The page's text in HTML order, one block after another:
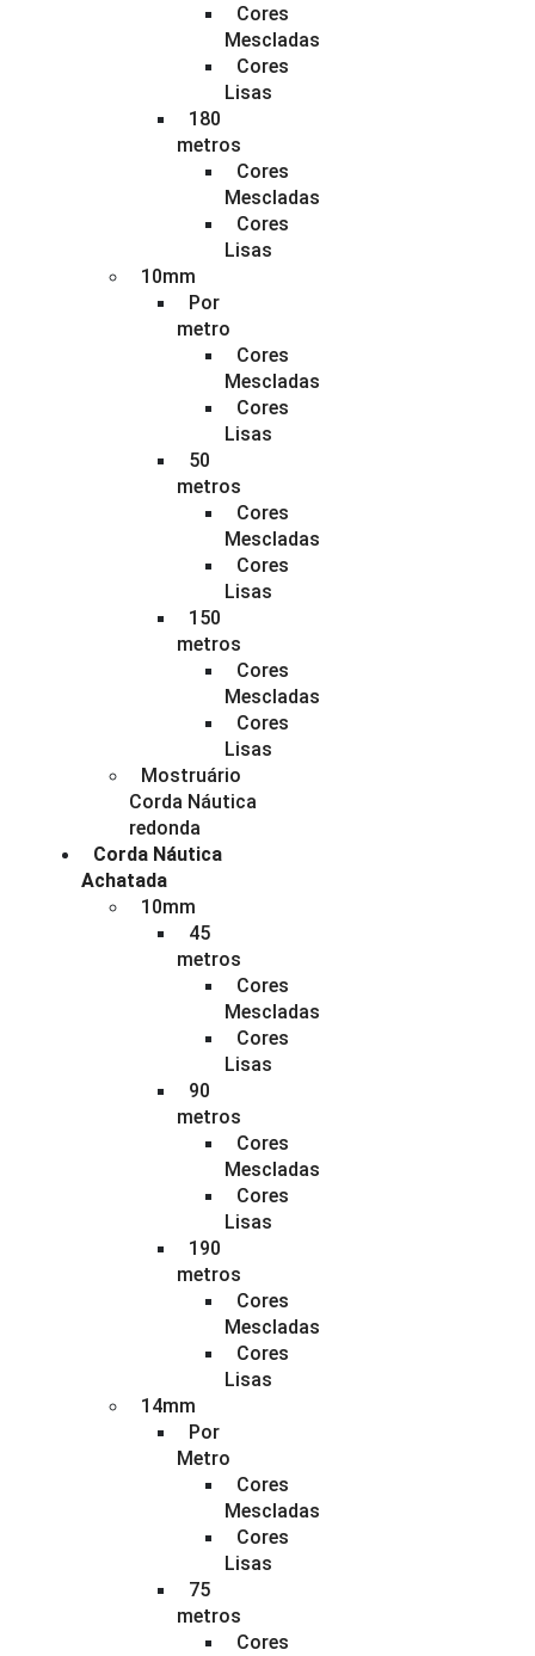
Cores
Mescladas
Cores
Lisas
180
metros
Cores
Mescladas
Cores
Lisas
10mm
Por
metro
Cores
Mescladas
Cores
Lisas
50
metros
Cores
Mescladas
Cores
Lisas
150
metros
Cores
Mescladas
Cores
Lisas
Mostruário
Corda Náutica
redonda
Corda Náutica
Achatada
10mm
45
metros
Cores
Mescladas
Cores
Lisas
90
metros
Cores
Mescladas
Cores
Lisas
190
metros
Cores
Mescladas
Cores
Lisas
14mm
Por
Metro
Cores
Mescladas
Cores
Lisas
75
metros
Cores